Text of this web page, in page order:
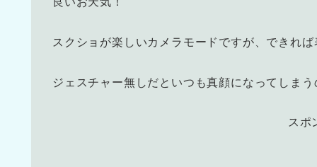
スクショが楽しいカメラモードですが、できれ
ジェスチャー無しだといつも真顔になってしま
スポ